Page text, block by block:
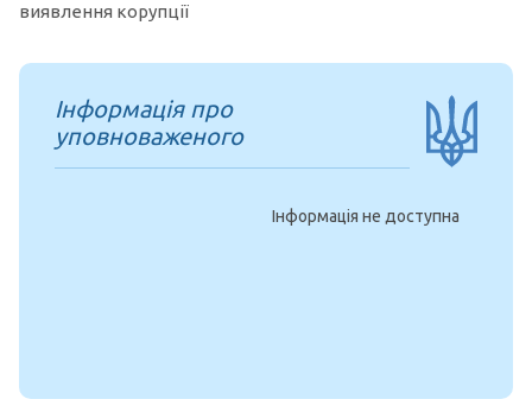
виявлення корупції
Інформація про
уповноваженого
Інформація не доступна